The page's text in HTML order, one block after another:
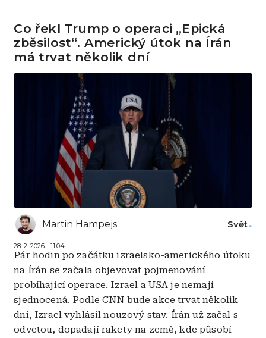
Co řekl Trump o operaci „Epická
zběsilost“. Americký útok na Írán
má trvat několik dní
Martin Hampejs
28. 2. 2026 - 11:04
Svět
Pár hodin po začátku izraelsko-amerického útoku
na Írán se začala objevovat pojmenování
probíhající operace. Izrael a USA je nemají
sjednocená. Podle CNN bude akce trvat několik
dní, Izrael vyhlásil nouzový stav. Írán už začal s
odvetou, dopadají rakety na země, kde působí